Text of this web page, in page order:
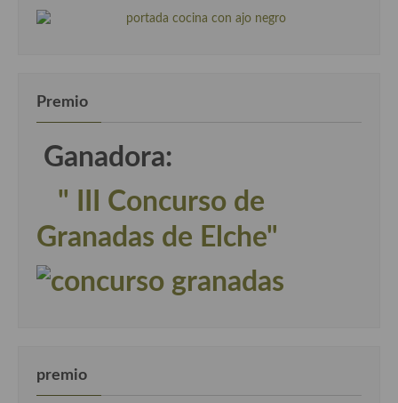
Premio
Ganadora:
" III Concurso de
Granadas de Elche"
premio